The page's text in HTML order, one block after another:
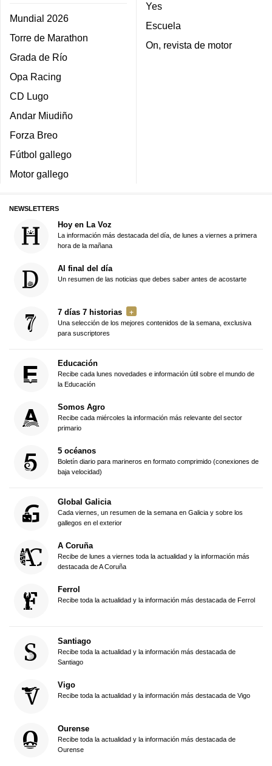
Mundial 2026
Torre de Marathon
Grada de Río
Opa Racing
CD Lugo
Andar Miudiño
Forza Breo
Fútbol gallego
Motor gallego
Yes
Escuela
On, revista de motor
NEWSLETTERS
Hoy en La Voz
La información más destacada del día, de lunes a viernes a primera
hora de la mañana
Al final del día
Un resumen de las noticias que debes saber antes de acostarte
7 días 7 historias
Una selección de los mejores contenidos de la semana, exclusiva
para suscriptores
Educación
Recibe cada lunes novedades e información útil sobre el mundo de
la Educación
Somos Agro
Recibe cada miércoles la información más relevante del sector
primario
5 océanos
Boletín diario para marineros en formato comprimido (conexiones de
baja velocidad)
Global Galicia
Cada viernes, un resumen de la semana en Galicia y sobre los
gallegos en el exterior
A Coruña
Recibe de lunes a viernes toda la actualidad y la información más
destacada de A Coruña
Ferrol
Recibe toda la actualidad y la información más destacada de Ferrol
Santiago
Recibe toda la actualidad y la información más destacada de
Santiago
Vigo
Recibe toda la actualidad y la información más destacada de Vigo
Ourense
Recibe toda la actualidad y la información más destacada de
Ourense